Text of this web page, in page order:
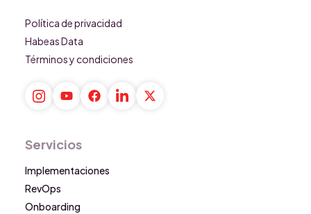
Política de privacidad
Habeas Data
Términos y condiciones
Servicios
Implementaciones
RevOps
Onboarding